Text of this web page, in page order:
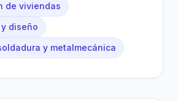
de viviendas
diseño
y metalmecánica